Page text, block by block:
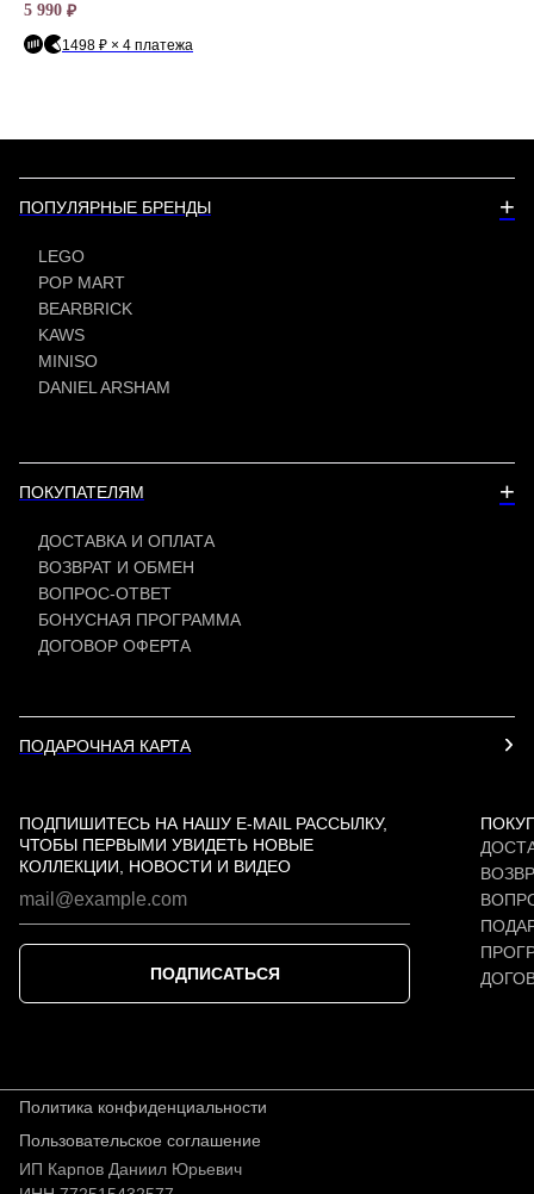
5 990 ₽
1498 ₽ × 4 платежа
ПОПУЛЯРНЫЕ БРЕНДЫ +
LEGO
POP MART
BEARBRICK
KAWS
MINISO
DANIEL ARSHAM
ПОКУПАТЕЛЯМ +
ДОСТАВКА И ОПЛАТА
ВОЗВРАТ И ОБМЕН
ВОПРОС-ОТВЕТ
БОНУСНАЯ ПРОГРАММА
ДОГОВОР ОФЕРТА
ПОДАРОЧНАЯ КАРТА
ПОДПИШИТЕСЬ НА НАШУ E-MAIL РАССЫЛКУ,
ЧТОБЫ ПЕРВЫМИ УВИДЕТЬ НОВЫЕ
КОЛЛЕКЦИИ, НОВОСТИ И ВИДЕО
ПОДПИСАТЬСЯ
ИП Карпов Даниил Юрьевич
Политика конфиденциальности
Пользовательское соглашение